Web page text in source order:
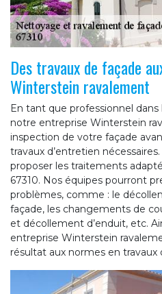
Des travaux de façade
Winterstein ravalement
En tant que professionnel
notre entreprise Winterstein
inspection de votre façade
travaux d’entretien
proposer les traitements
67310. Nos équipes pourront
problèmes, comme : le
façade, les changements de
et décollement d’enduit, etc.
entreprise Winterstein
résultat aux normes en